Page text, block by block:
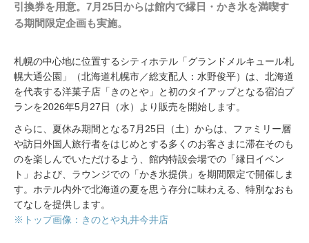
引換券を用意。7月25日からは館内で縁日・かき氷を満喫す
る期間限定企画も実施。
札幌の中心地に位置するシティホテル「グランドメルキュール札
幌大通公園」（北海道札幌市／総支配人：水野俊平）は、北海道
を代表する洋菓子店「きのとや」と初のタイアップとなる宿泊プ
ランを2026年5月27日（水）より販売を開始します。
さらに、夏休み期間となる7月25日（土）からは、ファミリー層
や訪日外国人旅行者をはじめとする多くのお客さまに滞在そのも
のを楽しんでいただけるよう、館内特設会場での「縁日イベン
ト」および、ラウンジでの「かき氷提供」を期間限定で開催しま
す。ホテル内外で北海道の夏を思う存分に味わえる、特別なおも
てなしを提供します。
※トップ画像：きのとや丸井今井店